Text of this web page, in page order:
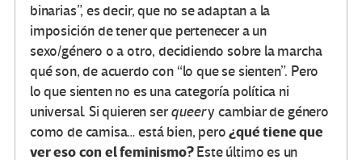
binarias”, es decir, que no se adaptan a la
imposición de tener que pertenecer a un
sexo/género o a otro, decidiendo sobre la marcha
qué son, de acuerdo con “lo que se sienten”. Pero
lo que sienten no es una categoría política ni
universal. Si quieren serqueery cambiar de género
como de camisa… está bien, pero¿qué tiene que
ver eso con el feminismo? Este último es un